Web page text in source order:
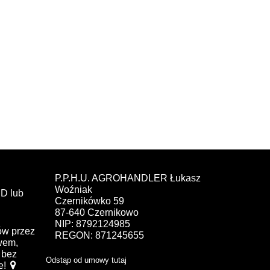
lub
przez
bez
P.P.H.U. AGROHANDLER Łukasz
Woźniak
Czernikówko 59
87-640 Czernikowo
NIP: 8792124985
REGON: 871245655
Odstąp od umowy tutaj